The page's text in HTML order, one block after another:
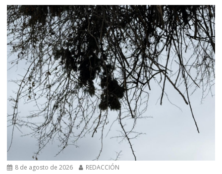
8 de agosto de 2026 REDACCIÓN